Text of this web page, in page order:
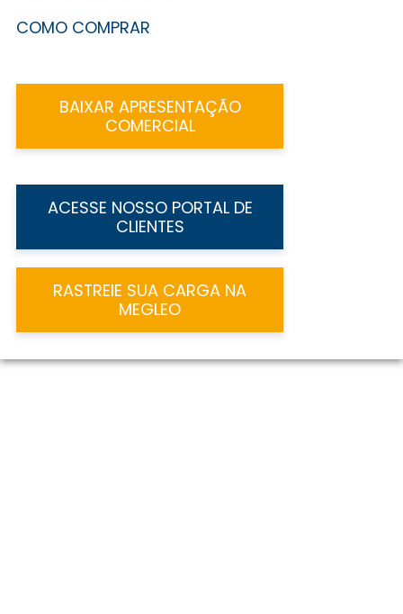
COMO COMPRAR
BAIXAR APRESENTAÇÃO
COMERCIAL
ACESSE NOSSO PORTAL DE
CLIENTES
RASTREIE SUA CARGA NA
MEGLEO